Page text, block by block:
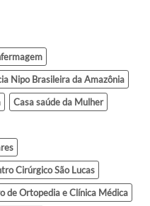
Nipo Brasileira da Amazônia
Casa saúde da Mulher
Cirúrgico São Lucas
de Ortopedia e Clínica Médica